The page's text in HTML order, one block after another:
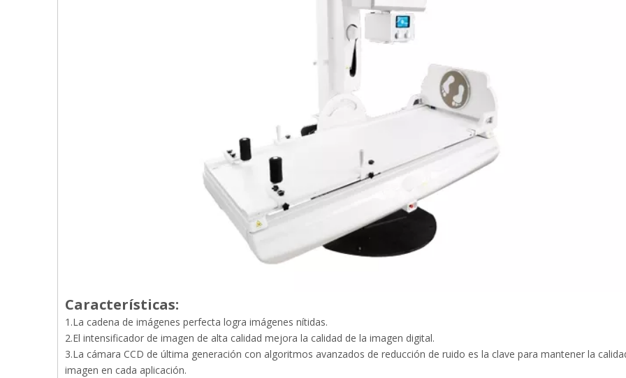
Características:
1.La cadena de imágenes perfecta logra imágenes nítidas.
2.El intensificador de imagen de alta calidad mejora la calidad de la imagen digital.
3.La cámara CCD de última generación con algoritmos avanzados de reducción de ruido es la clave para mantener la
imagen en cada aplicación.